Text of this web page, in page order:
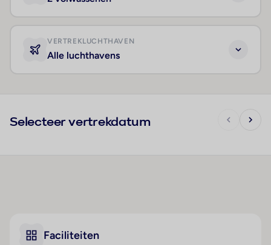
VERTREKLUCHTHAVEN
Alle luchthavens
Selecteer vertrekdatum
Faciliteiten